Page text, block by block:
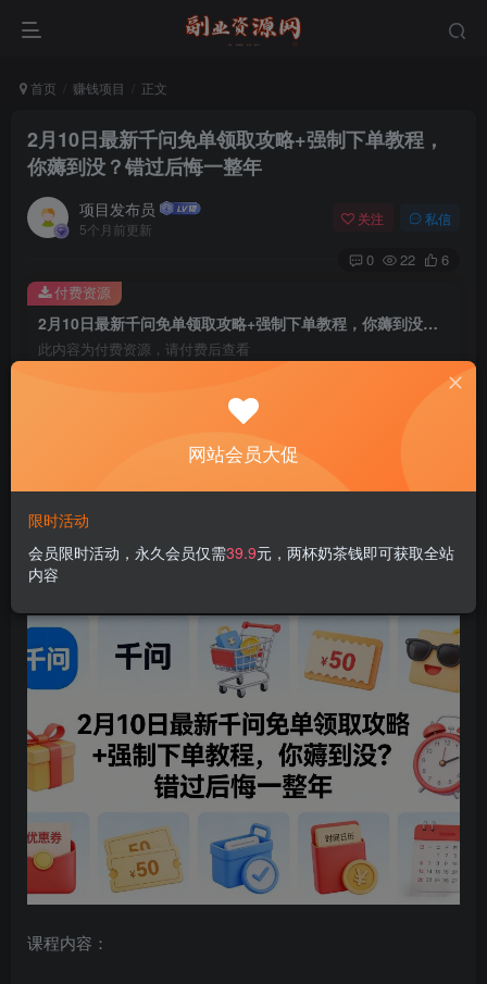
首页 赚钱项目 正文
2月10日最新千问免单领取攻略+强制下单教程，
你薅到没？错过后悔一整年
项目发布员
5个月前更新
关注 私信
0 22 6
2月10日最新千问免单领取攻略+强制下单教程，你薅到没？错过后悔一整年
此内容为付费资源，请付费后查看
￥4
付费资源
2月10日最新千问免单领取攻略+强制下单教程，你薅到没？
错过后悔一整年
课程内容：
网站会员大促
限时活动
会员限时活动，永久会员仅需39.9元，两杯奶茶钱即可获取全站
内容